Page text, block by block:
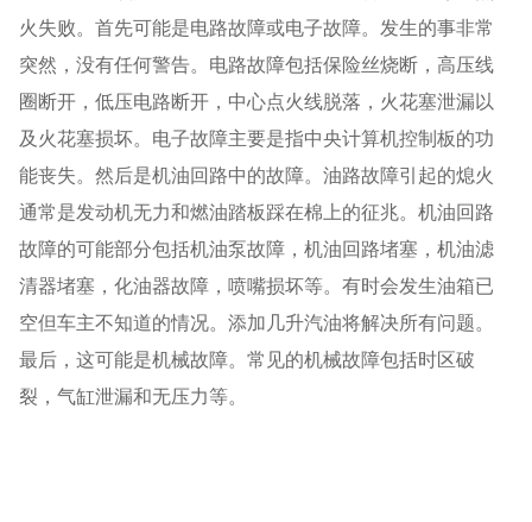
火失败。首先可能是电路故障或电子故障。发生的事非常
突然，没有任何警告。电路故障包括保险丝烧断，高压线
圈断开，低压电路断开，中心点火线脱落，火花塞泄漏以
及火花塞损坏。电子故障主要是指中央计算机控制板的功
能丧失。然后是机油回路中的故障。油路故障引起的熄火
通常是发动机无力和燃油踏板踩在棉上的征兆。机油回路
故障的可能部分包括机油泵故障，机油回路堵塞，机油滤
清器堵塞，化油器故障，喷嘴损坏等。有时会发生油箱已
空但车主不知道的情况。添加几升汽油将解决所有问题。
最后，这可能是机械故障。常见的机械故障包括时区破
裂，气缸泄漏和无压力等。